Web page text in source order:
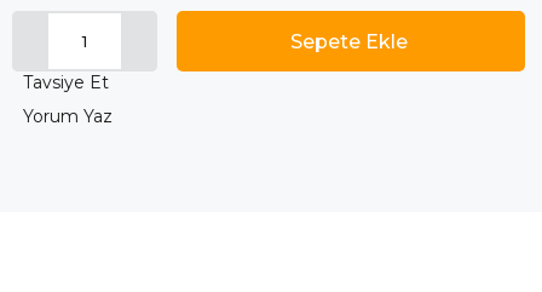
Tavsiye Et
Yorum Yaz